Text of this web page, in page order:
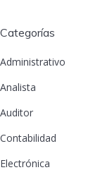
Categorías
Administrativo
Analista
Auditor
Contabilidad
Electrónica